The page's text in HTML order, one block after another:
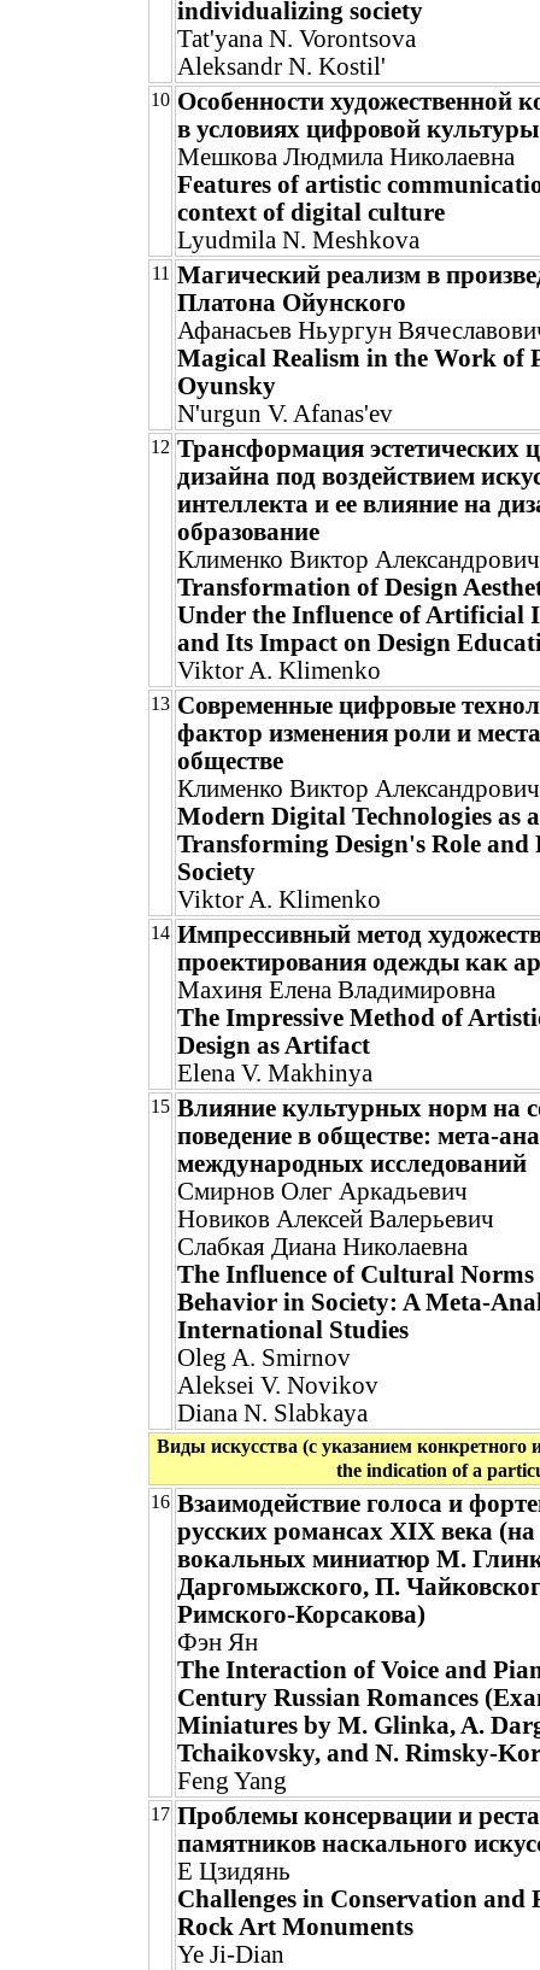
individualizing society
Tat'yana N. Vorontsova
Aleksandr N. Kostil'
10 Особенности художественной
в условиях цифровой культуры
Мешкова Людмила Николаевна
Features of artistic
context of digital culture
Lyudmila N. Meshkova
11 Магический реализм в
Платона Ойунского
Афанасьев Ньургун
Magical Realism in the Work of
Oyunsky
N'urgun V. Afanas'ev
12 Трансформация эстетических
дизайна под воздействием
интеллекта и ее влияние на
образование
Клименко Виктор Александрович
Transformation of Design
Under the Influence of Artificial
and Its Impact on Design
Viktor A. Klimenko
13 Современные цифровые
фактор изменения роли и
обществе
Клименко Виктор Александрович
Modern Digital Technologies as
Transforming Design's Role and
Society
Viktor A. Klimenko
14 Импрессивный метод
проектирования одежды как
Махиня Елена Владимировна
The Impressive Method of
Design as Artifact
Elena V. Makhinya
15 Влияние культурных норм на
поведение в обществе: мета-
международных исследований
Смирнов Олег Аркадьевич
Новиков Алексей Валерьевич
Слабкая Диана Николаевна
The Influence of Cultural Norms
Behavior in Society: A Meta-
International Studies
Oleg A. Smirnov
Aleksei V. Novikov
Diana N. Slabkaya
Виды искусства (с указанием конкретного
the indication of a
16 Взаимодействие голоса и
русских романсах XIX века
вокальных миниатюр М.
Даргомыжского, П.
Римского-Корсакова)
Фэн Ян
The Interaction of Voice and
Century Russian Romances
Miniatures by M. Glinka, A.
Tchaikovsky, and N. Rimsky-
Feng Yang
17 Проблемы консервации и
памятников наскального
Е Цзидянь
Challenges in Conservation and
Rock Art Monuments
Ye Ji-Dian